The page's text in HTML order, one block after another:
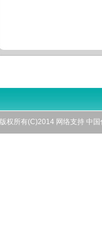
版权所有(C)2014 网络支持 中国